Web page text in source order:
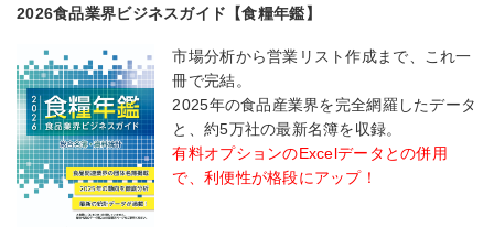
2026食品業界ビジネスガイド【食糧年鑑】
市場分析から営業リスト作成まで、これ一
冊で完結。
2025年の食品産業界を完全網羅したデータ
と、約5万社の最新名簿を収録。
有料オプションのExcelデータとの併用
で、利便性が格段にアップ！